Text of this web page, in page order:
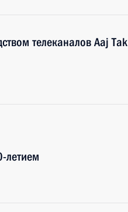
телеканалов Aaj Tak
летием